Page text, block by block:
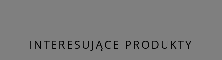
INTERESUJĄCE PRODUKTY